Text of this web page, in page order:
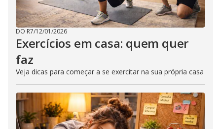
DO R7/12/01/2026
Exercícios em casa: quem quer
faz
Veja dicas para começar a se exercitar na sua própria casa